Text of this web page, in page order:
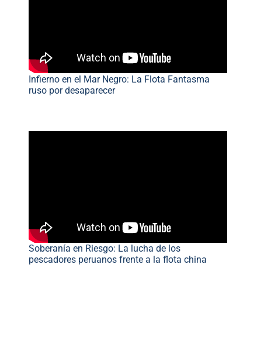
Infierno en el Mar Negro: La Flota Fantasma
ruso por desaparecer
Soberanía en Riesgo: La lucha de los
pescadores peruanos frente a la flota china